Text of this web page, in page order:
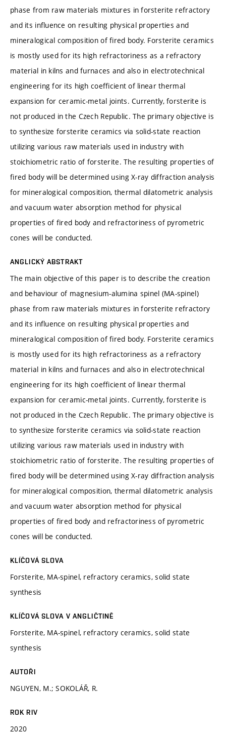
phase from raw materials mixtures in forsterite refractory
and its influence on resulting physical properties and
mineralogical composition of fired body. Forsterite ceramics
is mostly used for its high refractoriness as a refractory
material in kilns and furnaces and also in electrotechnical
engineering for its high coefficient of linear thermal
expansion for ceramic-metal joints. Currently, forsterite is
not produced in the Czech Republic. The primary objective is
to synthesize forsterite ceramics via solid-state reaction
utilizing various raw materials used in industry with
stoichiometric ratio of forsterite. The resulting properties of
fired body will be determined using X-ray diffraction analysis
for mineralogical composition, thermal dilatometric analysis
and vacuum water absorption method for physical
properties of fired body and refractoriness of pyrometric
cones will be conducted.
ANGLICKÝ ABSTRAKT
The main objective of this paper is to describe the creation
and behaviour of magnesium-alumina spinel (MA-spinel)
phase from raw materials mixtures in forsterite refractory
and its influence on resulting physical properties and
mineralogical composition of fired body. Forsterite ceramics
is mostly used for its high refractoriness as a refractory
material in kilns and furnaces and also in electrotechnical
engineering for its high coefficient of linear thermal
expansion for ceramic-metal joints. Currently, forsterite is
not produced in the Czech Republic. The primary objective is
to synthesize forsterite ceramics via solid-state reaction
utilizing various raw materials used in industry with
stoichiometric ratio of forsterite. The resulting properties of
fired body will be determined using X-ray diffraction analysis
for mineralogical composition, thermal dilatometric analysis
and vacuum water absorption method for physical
properties of fired body and refractoriness of pyrometric
cones will be conducted.
KLÍČOVÁ SLOVA
Forsterite, MA-spinel, refractory ceramics, solid state
synthesis
KLÍČOVÁ SLOVA V ANGLIČTINĚ
Forsterite, MA-spinel, refractory ceramics, solid state
synthesis
AUTOŘI
NGUYEN, M.; SOKOLÁŘ, R.
ROK RIV
2020